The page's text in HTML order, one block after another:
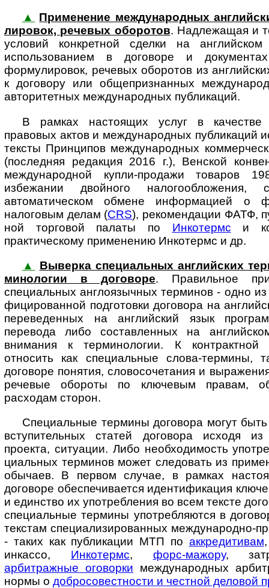
▲
Применение международных
ли­ро­вок, ре­че­вых обо­ро­тов. Над­ле­жа­щая и
условий конкретной сделки на английском
использованием в договоре и
формулировок, речевых оборотов из
к договору или общепризнанных
авторитетных международных публикаций.
В рамках настоящих услуг в качестве
правовых актов и международных пуб­ли­ка­ций
тексты Принципов международных
(пос­лед­няя редакция 2016 г.), Венской
международной купли-продажи товаров
избежании двойного
автоматическом обмене ин­фор­ма­ци­ей о
налоговым делам (CRS), рекомендации ФАТФ,
ной тор­го­вой палаты по Инкотермс и
практическому применению Инкотермс и др.
▲
Выверка специальных английских
ми­но­ло­гии в до­го­во­ре. Пра­виль­ное
специальных англоязычных терминов - одно
фи­ци­ро­ван­ной подготовки договора на
переведенных на английский язык
перевода либо составленных на
внимания к терминологии. К контрактной
относить как специальные слова-термины,
договоре понятия, словосочетания и
речевые обороты по клю­че­вым правам,
расходам сторон.
Специальные термины договора могут
вступительных статей договора исходя
проекта, ситуации. Либо необходимость
ци­аль­ных терминов может следовать из
обычаев. В первом случае, в рамках
договоре обеспечивается идентификация
и единство их употребления во всем тексте
специальные термины употребляются в
текстам специализированных международно-
- таких как публикации МТП по аккредитивам
инкассо, Инкотермс, форс-мажору,
арбитражные оговорки международных
нормы о добросовестности и честной деловой